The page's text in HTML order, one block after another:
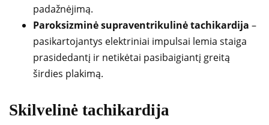
padažnėjimą.
Paroksizminė supraventrikulinė tachikardija –
pasikartojantys elektriniai impulsai lemia staiga
prasidedantį ir netikėtai pasibaigiantį greitą
širdies plakimą.
Skilvelinė tachikardija